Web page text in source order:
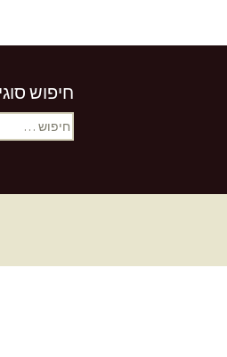
חיפוש
חיפוש: